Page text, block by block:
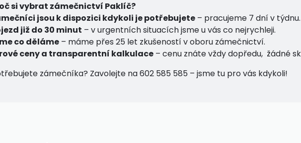
si vybrat zámečnictví Paklíč?
jsou k dispozici kdykoli je potřebujete – pracujeme 7 dní v týdnu.
již do 30 minut – v urgentních situacích jsme u vás co nejrychleji.
co děláme – máme přes 25 let zkušeností v oboru zámečnictví.
ceny a transparentní kalkulace – cenu znáte vždy dopředu, žádné
zámečníka? Zavolejte na 602 585 585 – jsme tu pro vás kdykoli!